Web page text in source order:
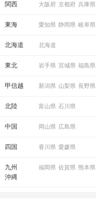
関西 大阪府 京都府 兵庫県
東海 愛知県 静岡県 岐阜県
北海道 北海道
東北 岩手県 宮城県 福島県
甲信越 新潟県 山梨県 長野県
北陸 富山県 石川県
中国 岡山県 広島県
四国 香川県 愛媛県
九州
沖縄
福岡県 佐賀県 熊本県